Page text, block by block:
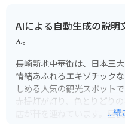
AIによる自動生成の説明
ん。
長崎新地中華街は、日本三
情緒あふれるエキゾチック
しめる人気の観光スポット
赤提灯が灯り、色とりどり
店が軒を連ねています。昼
...続